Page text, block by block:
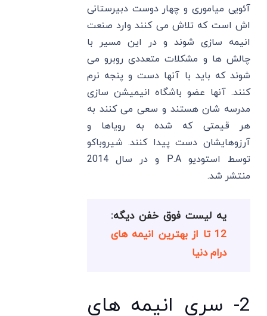
آئویی میاموری و چهار دوست دبیرستانی
اش است که تلاش می کنند وارد صنعت
انیمه سازی شوند و در این مسیر با
چالش ها و مشکلات متعددی روبرو می
شوند که باید با آنها دست و پنجه نرم
کنند. آنها عضو باشگاه انیمیشن سازی
مدرسه شان هستند و سعی می کنند به
هر قیمتی که شده به رویاها و
آرزوهایشان دست پیدا کنند. شیروباکو
توسط استودیو P.A و در سال 2014
منتشر شد.
یه لیست فوق خفن دیگه:
12 تا از بهترین انیمه های
درام دنیا
2- سری انیمه های